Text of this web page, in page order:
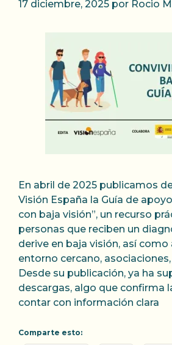
17 diciembre, 2025 por Rocio
En abril de 2025 publicamos
Visión España la Guía de
con baja visión”, un recurso
personas que reciben un
derive en baja visión, así como
entorno cercano,
Desde su publicación, ya ha
descargas, algo que confirma
contar con información clara
Comparte esto: